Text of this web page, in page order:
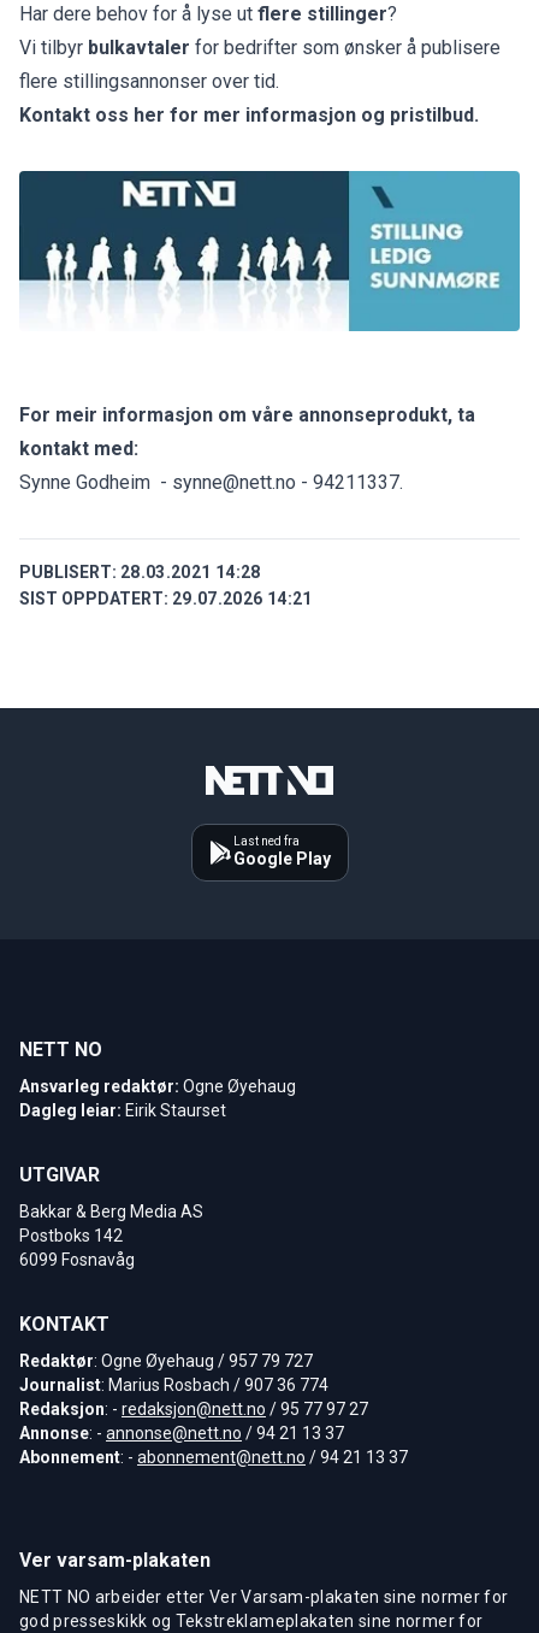
Har dere behov for å lyse ut flere stillinger?
Vi tilbyr bulkavtaler for bedrifter som ønsker å publisere
flere stillingsannonser over tid.
Kontakt oss her for mer informasjon og pristilbud.
For meir informasjon om våre annonseprodukt, ta
kontakt med:
Synne Godheim - synne@nett.no - 94211337.
PUBLISERT: 28.03.2021 14:28
SIST OPPDATERT: 29.07.2026 14:21
Last ned fra
Google Play
NETT NO
Ansvarleg redaktør: Ogne Øyehaug
Dagleg leiar: Eirik Staurset
UTGIVAR
Bakkar & Berg Media AS
Postboks 142
6099 Fosnavåg
KONTAKT
Redaktør: Ogne Øyehaug / 957 79 727
Journalist: Marius Rosbach / 907 36 774
Redaksjon: - redaksjon@nett.no / 95 77 97 27
Annonse: - annonse@nett.no / 94 21 13 37
Abonnement: - abonnement@nett.no / 94 21 13 37
Ver varsam-plakaten
NETT NO arbeider etter Ver Varsam-plakaten sine normer for
god presseskikk og Tekstreklameplakaten sine normer for